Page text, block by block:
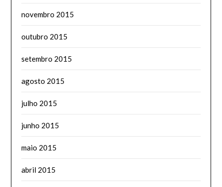
novembro 2015
outubro 2015
setembro 2015
agosto 2015
julho 2015
junho 2015
maio 2015
abril 2015